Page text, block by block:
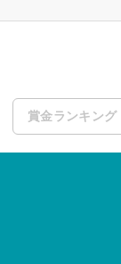
賞金ランキング